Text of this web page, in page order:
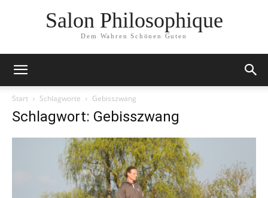
Salon Philosophique
Dem Wahren Schönen Guten
Start Schlagworte Gebisszwang
Schlagwort: Gebisszwang